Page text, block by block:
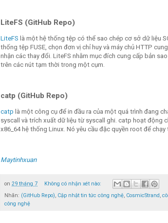
LiteFS (GitHub Repo)
LiteFS là một hệ thống tệp có thể sao chép cơ sở dữ liệu
thống tệp FUSE, chọn đơn vị chỉ huy và máy chủ HTTP
nhận các thay đổi. LiteFS nhằm mục đích cung cấp bản
trên các nút tạm thời trong một cụm.
catp (GitHub Repo)
catp là một công cụ để in đầu ra của một quá trình đang
syscall và trích xuất dữ liệu từ syscall ghi. catp hoạt động
x86_64 hệ thống Linux. Nó yêu cầu đặc quyền root để
Maytinhxuan
on 29 tháng 7
Không có nhận xét nào:
Nhãn: (GitHub Repo), Cập nhật tin tức công nghệ, CosmicStrand,
công nghệ